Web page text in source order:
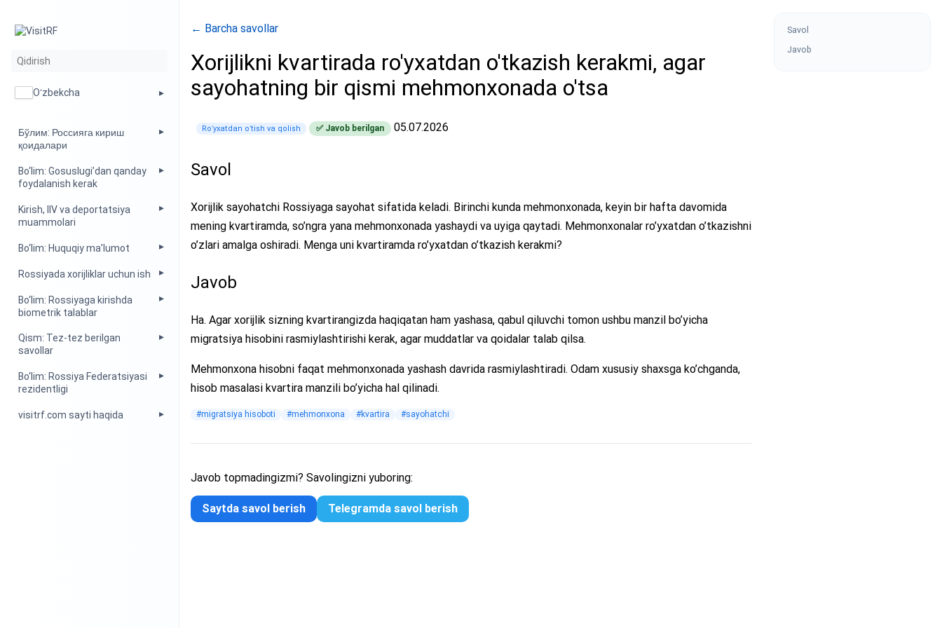
Oʻzbekcha
Бўлим: Россияга кириш
қоидалари
Bo‘lim: Gosuslugi’dan qanday
foydalanish kerak
Kirish, IIV va deportatsiya
muammolari
Bo‘lim: Huquqiy ma’lumot
Rossiyada xorijliklar uchun ish
Bo‘lim: Rossiyaga kirishda
biometrik talablar
Qism: Tez-tez berilgan
savollar
Bo‘lim: Rossiya Federatsiyasi
rezidentligi
visitrf.com sayti haqida
← Barcha savollar
Xorijlikni kvartirada ro'yxatdan o'tkazish kerakmi, agar
sayohatning bir qismi mehmonxonada o'tsa
Roʻyxatdan oʻtish va qolish ✅ Javob berilgan 05.07.2026
Savol
Xorijlik sayohatchi Rossiyaga sayohat sifatida keladi. Birinchi kunda mehmonxonada, keyin bir hafta davomida
mening kvartiramda, so’ngra yana mehmonxonada yashaydi va uyiga qaytadi. Mehmonxonalar ro’yxatdan o’tkazishni
o’zlari amalga oshiradi. Menga uni kvartiramda ro’yxatdan o’tkazish kerakmi?
Javob
Ha. Agar xorijlik sizning kvartirangizda haqiqatan ham yashasa, qabul qiluvchi tomon ushbu manzil bo’yicha
migratsiya hisobini rasmiylashtirishi kerak, agar muddatlar va qoidalar talab qilsa.
Mehmonxona hisobni faqat mehmonxonada yashash davrida rasmiylashtiradi. Odam xususiy shaxsga ko’chganda,
hisob masalasi kvartira manzili bo’yicha hal qilinadi.
#migratsiya hisoboti #mehmonxona #kvartira #sayohatchi
Javob topmadingizmi? Savolingizni yuboring:
Saytda savol berish Telegramda savol berish
Savol
Javob